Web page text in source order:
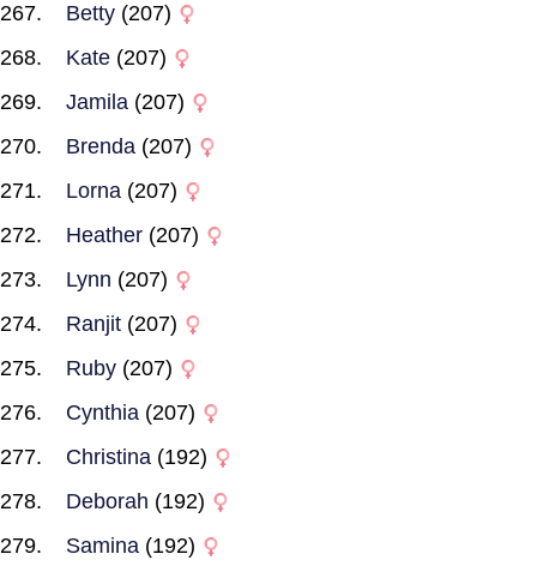
Betty (207)
Kate (207)
Jamila (207)
Brenda (207)
Lorna (207)
Heather (207)
Lynn (207)
Ranjit (207)
Ruby (207)
Cynthia (207)
Christina (192)
Deborah (192)
Samina (192)